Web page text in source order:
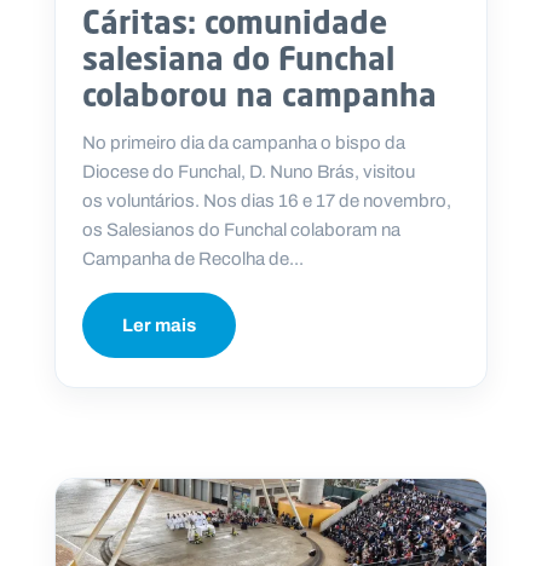
Cáritas: comunidade
salesiana do Funchal
colaborou na campanha
No primeiro dia da campanha o bispo da
Diocese do Funchal, D. Nuno Brás, visitou
os voluntários. Nos dias 16 e 17 de novembro,
os Salesianos do Funchal colaboram na
Campanha de Recolha de...
Ler mais